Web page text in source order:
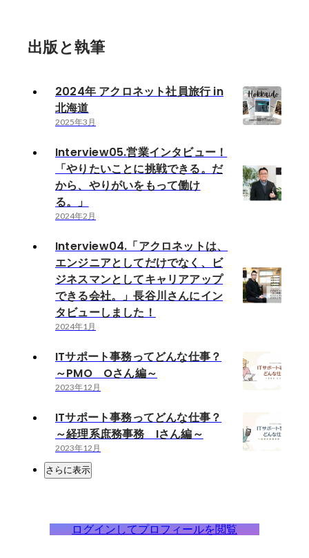
出版と執筆
2024年 アクロネット社員旅行 in
北海道
2025年3月
Interview05.営業インタビュー！
「やりたいことに挑戦できる。だ
から、やりがいをもって働け
る。」
2024年2月
Interview04.「アクロネットは、
エンジニアとしてだけでなく、ビ
ジネスマンとしてキャリアアップ
できる会社。」長谷川さんにイン
タビューしました！
2024年1月
ITサポート事務ってどんな仕事？
～PMO Oさん編～
2023年12月
ITサポート事務ってどんな仕事？
～経理系庶務事務 Iさん編～
2023年12月
さらに表示
ログインしてプロフィールを閲覧